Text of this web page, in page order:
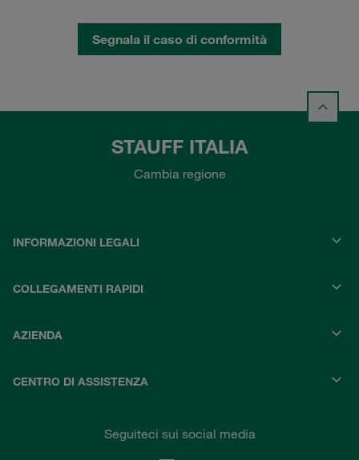
Segnala il caso di conformità
STAUFF ITALIA
Cambia regione
INFORMAZIONI LEGALI
COLLEGAMENTI RAPIDI
AZIENDA
CENTRO DI ASSISTENZA
Seguiteci sui social media